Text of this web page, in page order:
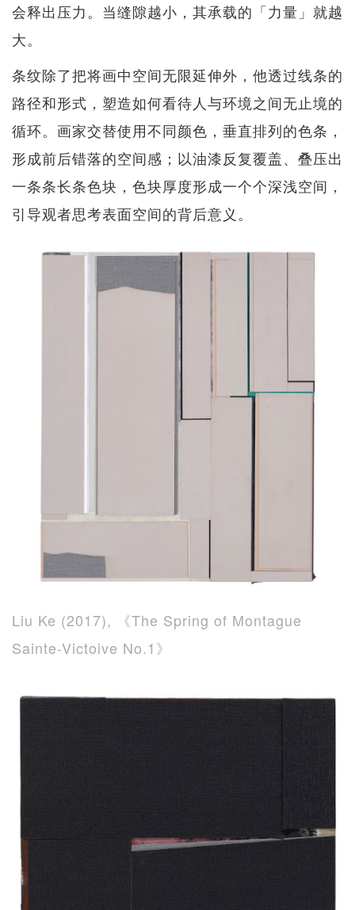
会释出压力。当缝隙越小，其承载的「力量」就越
大。
条纹除了把将画中空间无限延伸外，他透过线条的
路径和形式，塑造如何看待人与环境之间无止境的
循环。画家交替使用不同颜色，垂直排列的色条，
形成前后错落的空间感；以油漆反复覆盖、叠压出
一条条长条色块，色块厚度形成一个个深浅空间，
引导观者思考表面空间的背后意义。
Liu Ke (2017), 《The Spring of Montague
Sainte-Victoive No.1》